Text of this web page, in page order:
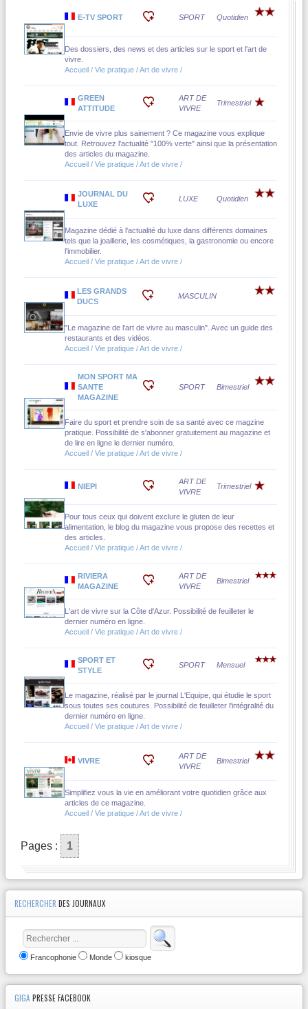
E-TV SPORT SPORT Quotidien
Des dossiers, des news et des articles sur le sport et l'art de
vivre.
Accueil / Vie pratique / Art de vivre /
GREEN
ATTITUDE
ART DE
VIVRE
Trimestriel
Envie de vivre plus sainement ? Ce magazine vous explique
tout. Retrouvez l'actualité "100% verte" ainsi que la présentation
des articles du magazine.
Accueil / Vie pratique / Art de vivre /
JOURNAL DU
LUXE
LUXE Quotidien
Magazine dédié à l'actualité du luxe dans différents domaines
tels que la joaillerie, les cosmétiques, la gastronomie ou encore
l'immobilier.
Accueil / Vie pratique / Art de vivre /
LES GRANDS
DUCS
MASCULIN
"Le magazine de l'art de vivre au masculin". Avec un guide des
restaurants et des vidéos.
Accueil / Vie pratique / Art de vivre /
MON SPORT MA
SANTE
MAGAZINE
SPORT Bimestriel
Faire du sport et prendre soin de sa santé avec ce magzine
pratique. Possibilité de s'abonner gratuitement au magazine et
de lire en ligne le dernier numéro.
Accueil / Vie pratique / Art de vivre /
NIEPI
ART DE
VIVRE
Trimestriel
Pour tous ceux qui doivent exclure le gluten de leur
alimentation, le blog du magazine vous propose des recettes et
des articles.
Accueil / Vie pratique / Art de vivre /
RIVIERA
MAGAZINE
ART DE
VIVRE
Bimestriel
L'art de vivre sur la Côte d'Azur. Possibilité de feuilleter le
dernier numéro en ligne.
Accueil / Vie pratique / Art de vivre /
SPORT ET
STYLE
SPORT Mensuel
Le magazine, réalisé par le journal L'Equipe, qui étudie le sport
sous toutes ses coutures. Possibilité de feuilleter l'intégralité du
dernier numéro en ligne.
Accueil / Vie pratique / Art de vivre /
VIVRE
ART DE
VIVRE
Bimestriel
Simplifiez vous la vie en améliorant votre quotidien grâce aux
articles de ce magazine.
Accueil / Vie pratique / Art de vivre /
Pages : 1
RECHERCHER DES JOURNAUX
Francophonie Monde kiosque
GIGAPRESSE FACEBOOK